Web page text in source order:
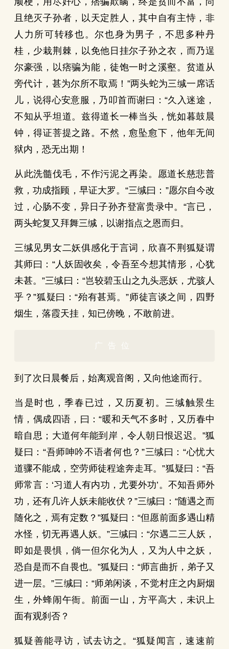
且绝灭子孙者，以天定胜人，其中自有主恃，非
人力所可转移也。尔也身为男子，不思多种丹
桂，少栽荆棘，以免他日挂尔子孙之衣，而乃逞
尔豪强，以痞骗为能，徒饱一时之溪壑。贫道从
旁代计，甚为尔所不取焉！”两头蛇为三缄一席话
儿，说得心安意服，乃叩首而谢曰：“久入迷途，
不知从乎坦道。兹得道长一棒当头，恍如暮鼓晨
钟，得证菩提之路。不然，愈坠愈下，他年无间
狱内，恐无出期！
从此洗髓伐毛，不作污泥之再染。愿道长慈悲普
救，功成指顾，早证大罗。“三缄曰：”愿尔自今改
过，心肠不变，异日子孙齐登富贵录中。“言已，
两头蛇复又拜舞三缄，以谢指点之恩而归。
三缄见男女二妖俱感化于言词，欣喜不荆狐疑谓
其师曰：“人妖固收矣，令吾至今想其情形，心犹
未甚。”三缄曰：“岂较碧玉山之九头恶妖，尤骇人
乎？”狐疑曰：“殆有甚焉。”师徒言谈之间，四野
烟生，落霞天挂，知已傍晚，不敢前进。
广告位
到了次日晨餐后，始离观音阁，又向他途而行。
当是时也，季春已过，又历夏初。三缄触景生
情，偶成四语，曰：“暖和天气不多时，又历春中
暗自思；大道何年能到岸，令人朝日恨迟迟。”狐
疑曰：“吾师呻吟不语者何也？”三缄曰：“心忧大
道骤不能成，空劳师徒程途奔走耳。”狐疑曰：“吾
师常言：‘习道人有内功，尤要外功’。不知吾师外
功，还有几许人妖未能收伏？”三缄曰：“随遇之而
随化之，焉有定数？”狐疑曰：“但愿前面多遇山精
水怪，切无再遇人妖。”三缄曰：“尔遇二三人妖，
即如是畏惧，倘一但尔化为人，又为人中之妖，
恐自是而不自畏也。”狐疑曰：“师言曲折，弟子又
进一层。”三缄曰：“师弟闲谈，不觉村庄之内厨烟
生，外蜂闹午衙。前面一山，方平高大，未识上
面有观刹否？
狐疑善能寻访，试去访之。“狐疑闻言，速速前